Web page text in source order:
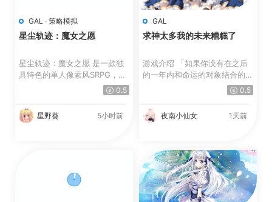
GAL · 策略模拟
星尘轨迹：魔女之愿
星尘轨迹：魔女之愿 是一款独
具特色的单人像素风SRPG，融
合了精彩的叙事与电影般的...0.5
星野葵 5小时前
GAL
求神太多我的未来糟糕了
游戏介绍 「如果你没有在之后
的一年内和命运的对象结合的
话，就会出现很严重的后... 0.5
夜南小仙女 1天前